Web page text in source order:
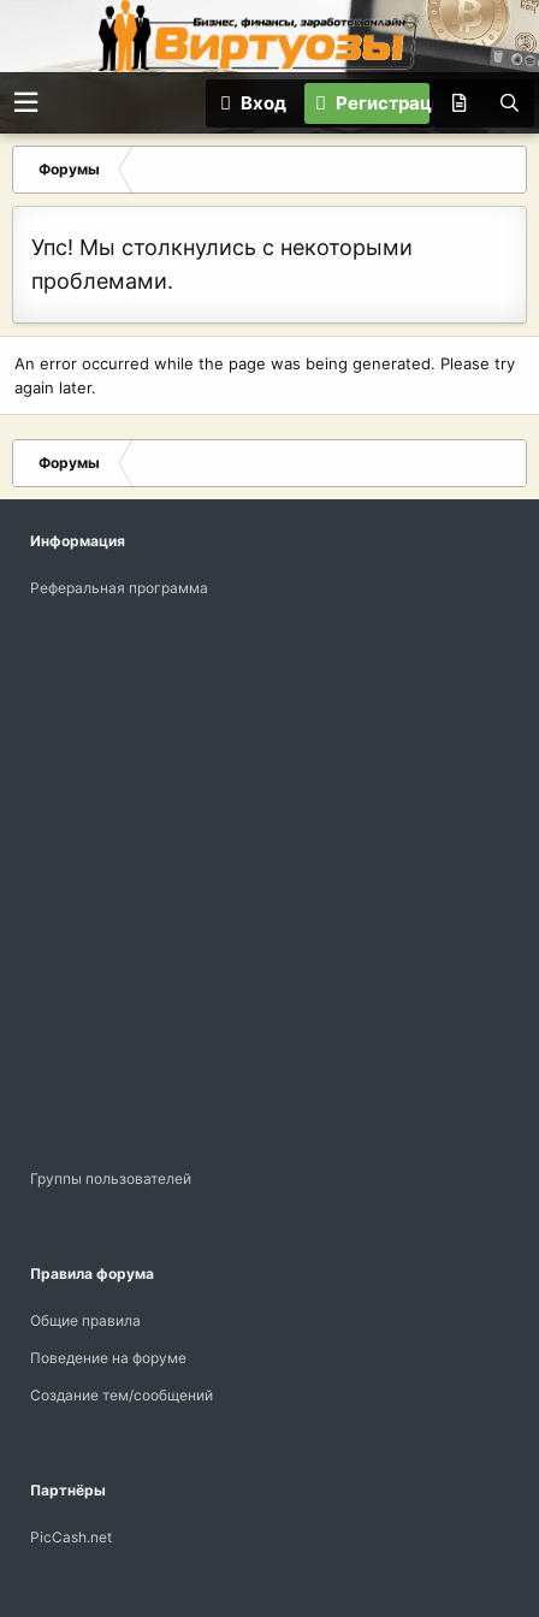
Вход Регистрация
Форумы
Упс! Мы столкнулись с некоторыми
проблемами.
An error occurred while the page was being generated. Please try
again later.
Форумы
Информация
Реферальная программа
Группы пользователей
Правила форума
Общие правила
Поведение на форуме
Создание тем/сообщений
Партнёры
PicCash.net